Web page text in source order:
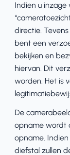
Indien u
directie.
bent een
bekijken en
hiervan. Dit
worden. Het is
De
opname wordt
opname.
diefstal zullen